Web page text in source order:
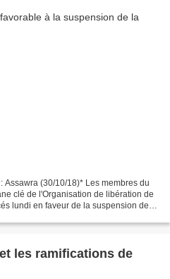
Assawra (30/10/18)* Les membres du
clé de l'Organisation de libération de
lundi en faveur de la suspension de la
les ramifications de